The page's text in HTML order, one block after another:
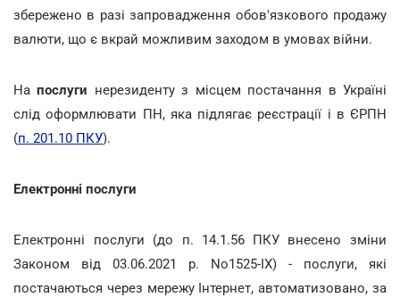
збережено в разі запровадження обов'язкового продажу
валюти, що є вкрай можливим заходом в умовах війни.
Напослуги нерезиденту з місцем постачання в Україні
слід оформлювати ПН, яка підлягає реєстрації і в ЄРПН
(п. 201.10 ПКУ).
Електронні послуги
Електронні послуги (до п. 14.1.56 ПКУ внесено зміни
Законом від 03.06.2021 р. No1525-ІХ) - послуги, які
постачаються через мережу Інтернет, автоматизовано, за